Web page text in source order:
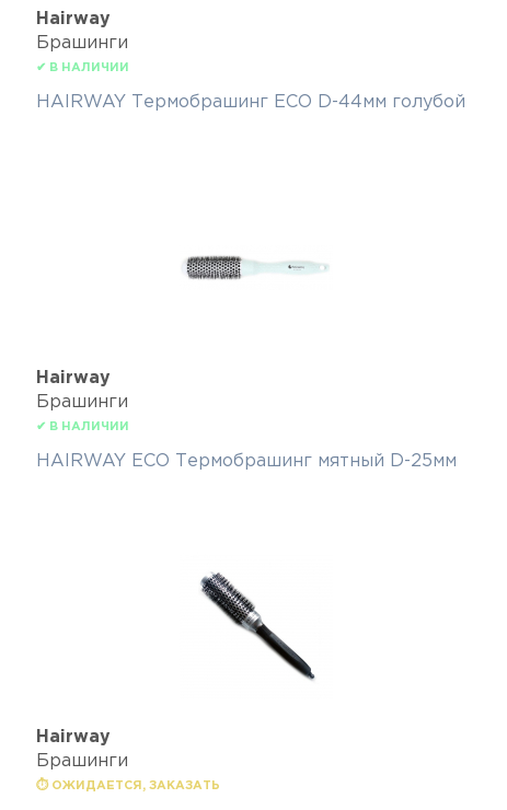
Hairway
Брашинги
✔ В НАЛИЧИИ
HAIRWAY Термобрашинг ECO D-44мм голубой
Hairway
Брашинги
✔ В НАЛИЧИИ
HAIRWAY ECO Термобрашинг мятный D-25мм
Hairway
Брашинги
⏱ ОЖИДАЕТСЯ, ЗАКАЗАТЬ